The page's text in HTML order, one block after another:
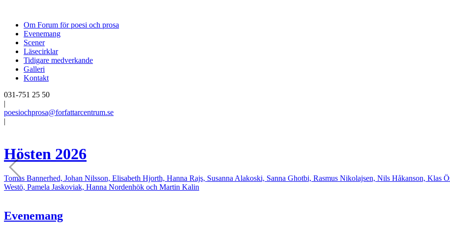
Om Forum för poesi och prosa
Evenemang
Scener
Läsecirklar
Tidigare medverkande
Galleri
Kontakt
031-751 25 50
|
poesiochprosa@forfattarcentrum.se
|
Hösten 2026
Tomas Bannerhed, Johan Nilsson, Elisabeth Hjorth, Hanna Rajs, Susanna Alakoski, Sanna Ghotbi, Rasmus Nikolajsen, Nils Håkanson,
Westö, Pamela Jaskoviak, Hanna Nordenhök och Martin Kalin
Evenemang